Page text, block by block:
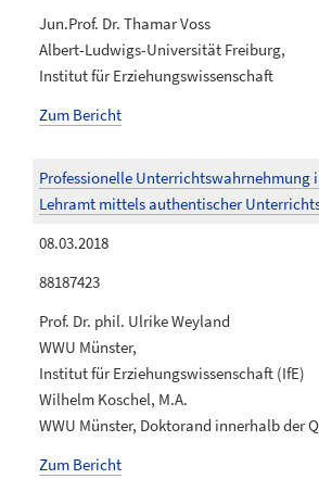
Jun.Prof. Dr. Thamar Voss
Albert-Ludwigs-Universität Freiburg,
Institut für Erziehungswissenschaft
Zum Bericht
Professionelle Unterrichtswahrnehmung
Lehramt mittels authentischer
08.03.2018
88187423
Prof. Dr. phil. Ulrike Weyland
WWU Münster,
Institut für Erziehungswissenschaft (IfE)
Wilhelm Koschel, M.A.
WWU Münster, Doktorand innerhalb der
Zum Bericht